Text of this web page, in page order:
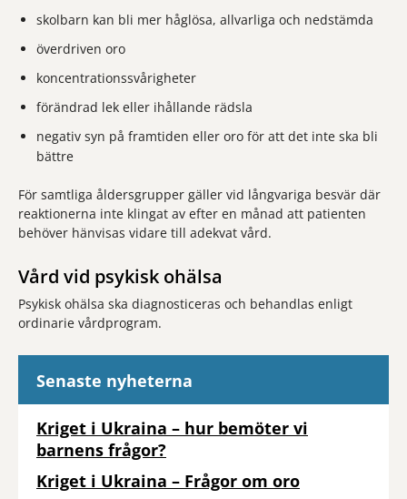
skolbarn kan bli mer håglösa, allvarliga och nedstämda
överdriven oro
koncentrationssvårigheter
förändrad lek eller ihållande rädsla
negativ syn på framtiden eller oro för att det inte ska bli
bättre
För samtliga åldersgrupper gäller vid långvariga besvär där
reaktionerna inte klingat av efter en månad att patienten
behöver hänvisas vidare till adekvat vård.
Vård vid psykisk ohälsa
Psykisk ohälsa ska diagnosticeras och behandlas enligt
ordinarie vårdprogram.
Senaste nyheterna
Kriget i Ukraina – hur bemöter vi
barnens frågor?
Kriget i Ukraina – Frågor om oro